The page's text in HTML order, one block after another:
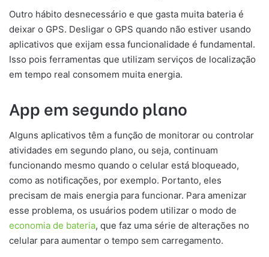
Outro hábito desnecessário e que gasta muita bateria é
deixar o GPS. Desligar o GPS quando não estiver usando
aplicativos que exijam essa funcionalidade é fundamental.
Isso pois ferramentas que utilizam serviços de localização
em tempo real consomem muita energia.
App em segundo plano
Alguns aplicativos têm a função de monitorar ou controlar
atividades em segundo plano, ou seja, continuam
funcionando mesmo quando o celular está bloqueado,
como as notificações, por exemplo. Portanto, eles
precisam de mais energia para funcionar. Para amenizar
esse problema, os usuários podem utilizar o modo de
economia de bateria, que faz uma série de alterações no
celular para aumentar o tempo sem carregamento.